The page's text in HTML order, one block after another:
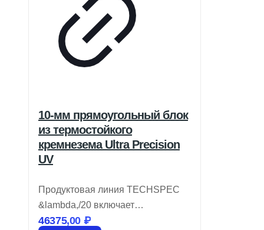
10-мм прямоугольный блок
из термостойкого
кремнезема Ultra Precision
UV
Продуктовая линия TECHSPEC
&lambda,/20 включает
прямоугольные призмы из
46375,00 ₽